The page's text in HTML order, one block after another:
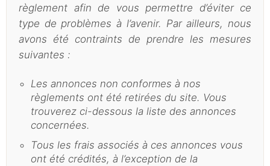
règlement afin de vous permettre d’éviter ce
type de problèmes à l’avenir. Par ailleurs, nous
avons été contraints de prendre les mesures
suivantes :
Les annonces non conformes à nos
règlements ont été retirées du site. Vous
trouverez ci-dessous la liste des annonces
concernées.
Tous les frais associés à ces annonces vous
ont été crédités, à l’exception de la